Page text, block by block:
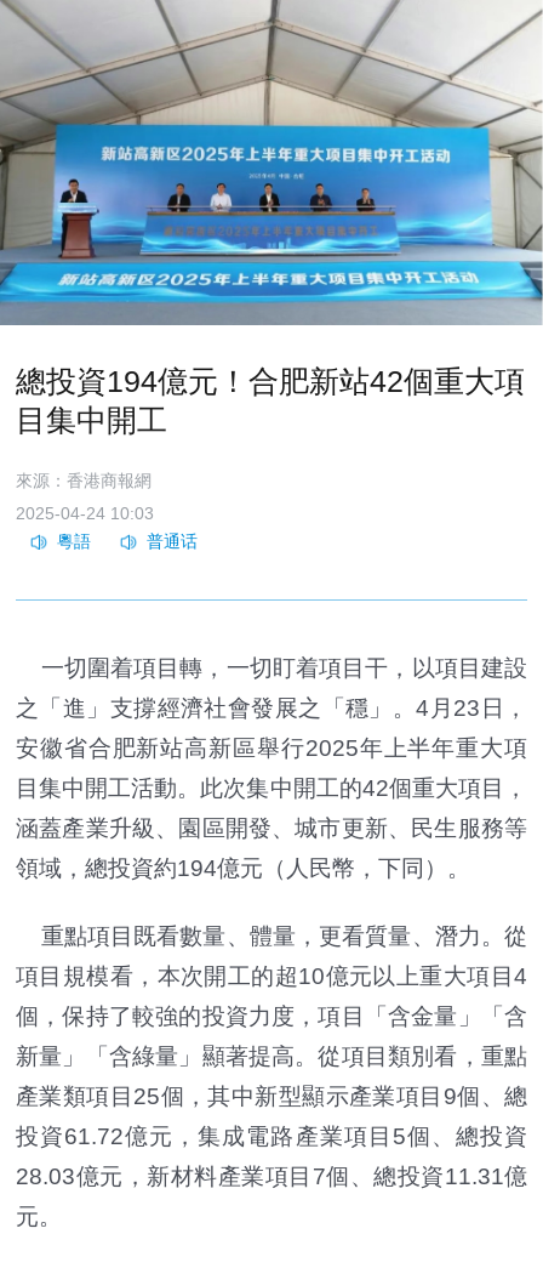
總投資194億元！合肥新站42個重大項
目集中開工
來源：香港商報網
2025-04-24 10:03
一切圍着項目轉，一切盯着項目干，以項目建設
之「進」支撐經濟社會發展之「穩」。4月23日，
安徽省合肥新站高新區舉行2025年上半年重大項
目集中開工活動。此次集中開工的42個重大項目，
涵蓋產業升級、園區開發、城市更新、民生服務等
領域，總投資約194億元（人民幣，下同）。
重點項目既看數量、體量，更看質量、潛力。從
項目規模看，本次開工的超10億元以上重大項目4
個，保持了較強的投資力度，項目「含金量」「含
新量」「含綠量」顯著提高。從項目類別看，重點
產業類項目25個，其中新型顯示產業項目9個、總
投資61.72億元，集成電路產業項目5個、總投資
28.03億元，新材料產業項目7個、總投資11.31億
元。